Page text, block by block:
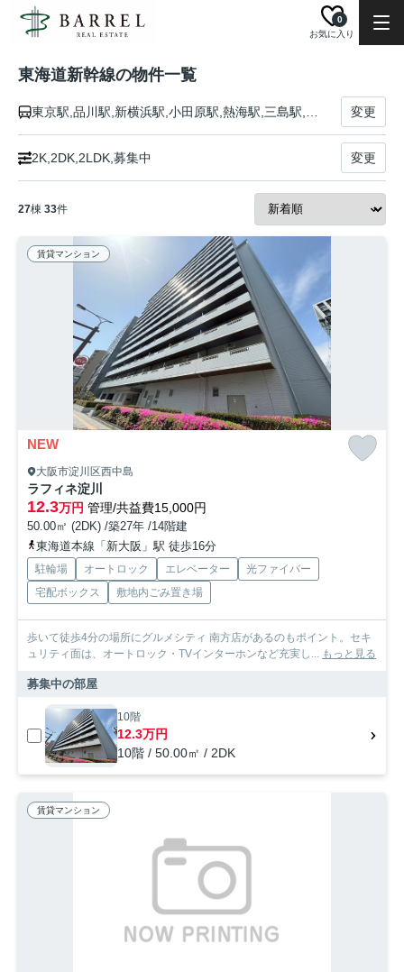
お気に入り
0
東海道新幹線の物件一覧
変更
2K,2DK,2LDK,募集中 変更
27棟 33件
賃貸マンション
NEW
大阪市淀川区西中島
ラフィネ淀川
12.3万円 管理/共益費15,000円
50.00㎡ (2DK) /築27年 /14階建
東海道本線「新大阪」駅 徒歩16分
駐輪場 オートロック エレベーター
光ファイバー
宅配ボックス
敷地内ごみ置き場
歩いて徒歩4分の場所にグルメシティ 南方店があるのもポイント。セキ
ュリティ面は、オートロック・TVインターホンなど充実し... もっと見る
募集中の部屋
10階
12.3万円
10階 / 50.00㎡ / 2DK
賃貸マンション